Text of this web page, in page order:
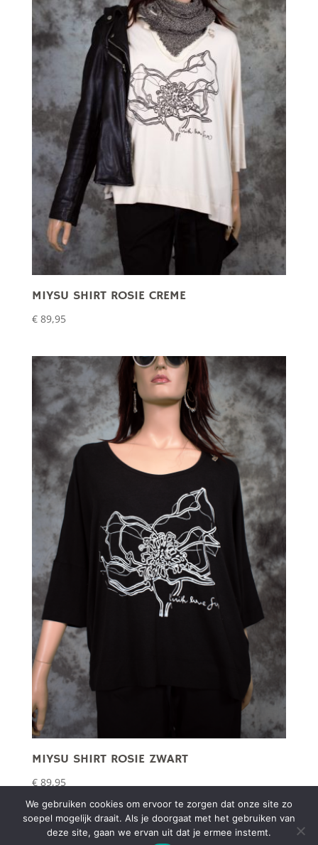
MIYSU SHIRT ROSIE CREME
€89,95
MIYSU SHIRT ROSIE ZWART
€89,95
We gebruiken cookies om ervoor te zorgen dat onze site zo
soepel mogelijk draait. Als je doorgaat met het gebruiken van
deze site, gaan we ervan uit dat je ermee instemt.